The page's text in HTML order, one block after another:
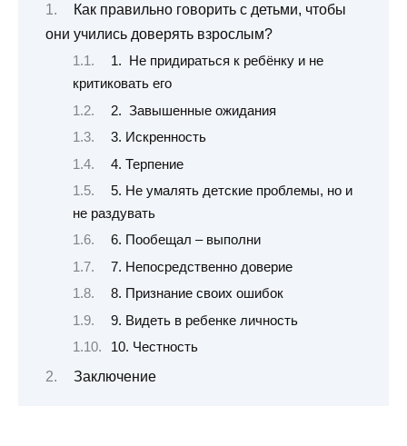
Как правильно говорить с детьми, чтобы
они учились доверять взрослым?
1. Не придираться к ребёнку и не
критиковать его
2. Завышенные ожидания
3. Искренность
4. Терпение
5. Не умалять детские проблемы, но и
не раздувать
6. Пообещал – выполни
7. Непосредственно доверие
8. Признание своих ошибок
9. Видеть в ребенке личность
10. Честность
Заключение